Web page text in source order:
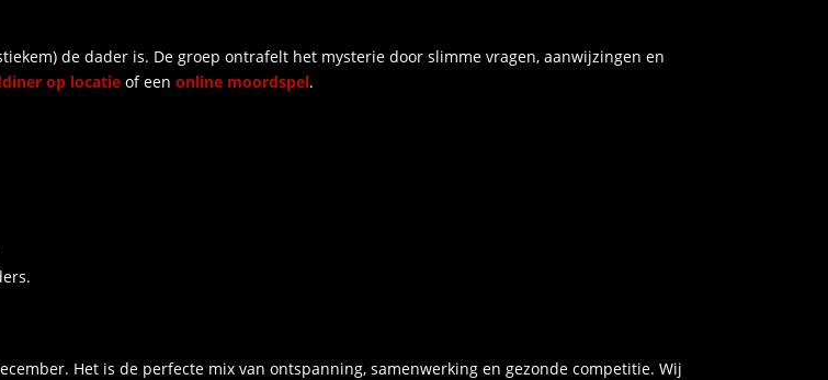
de dader is. De groep ontrafelt het mysterie door slimme vragen, aanwijzingen en
op locatie of een online moordspel.
Het is de perfecte mix van ontspanning, samenwerking en gezonde competitie. Wij